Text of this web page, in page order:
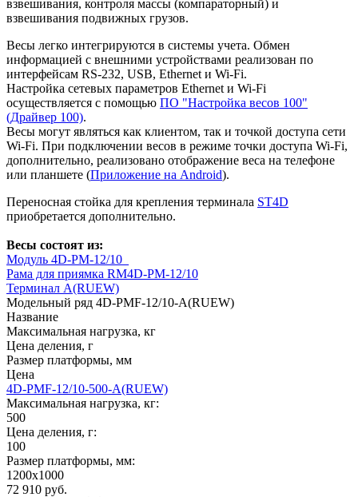
взвешивания, контроля массы (компараторный) и
взвешивания подвижных грузов.
Весы легко интегрируются в системы учета. Обмен
информацией с внешними устройствами реализован по
интерфейсам RS-232, USB, Ethernet и Wi-Fi.
Настройка сетевых параметров Ethernet и Wi-Fi
осуществляется с помощью ПО "Настройка весов 100"
(Драйвер 100).
Весы могут являться как клиентом, так и точкой доступа сети
Wi-Fi. При подключении весов в режиме точки доступа Wi-Fi,
дополнительно, реализовано отображение веса на телефоне
или планшете (Приложение на Android).
Переносная стойка для крепления терминала ST4D
приобретается дополнительно.
Весы состоят из:
Модуль 4D-PM-12/10_
Рама для приямка RM4D-PМ-12/10
Терминал A(RUEW)
Модельный ряд 4D-PMF-12/10-A(RUEW)
Название
Максимальная нагрузка, кг
Цена деления, г
Размер платформы, мм
Цена
4D-PMF-12/10-500-A(RUEW)
Максимальная нагрузка, кг:
500
Цена деления, г:
100
Размер платформы, мм:
1200х1000
72 910 руб.